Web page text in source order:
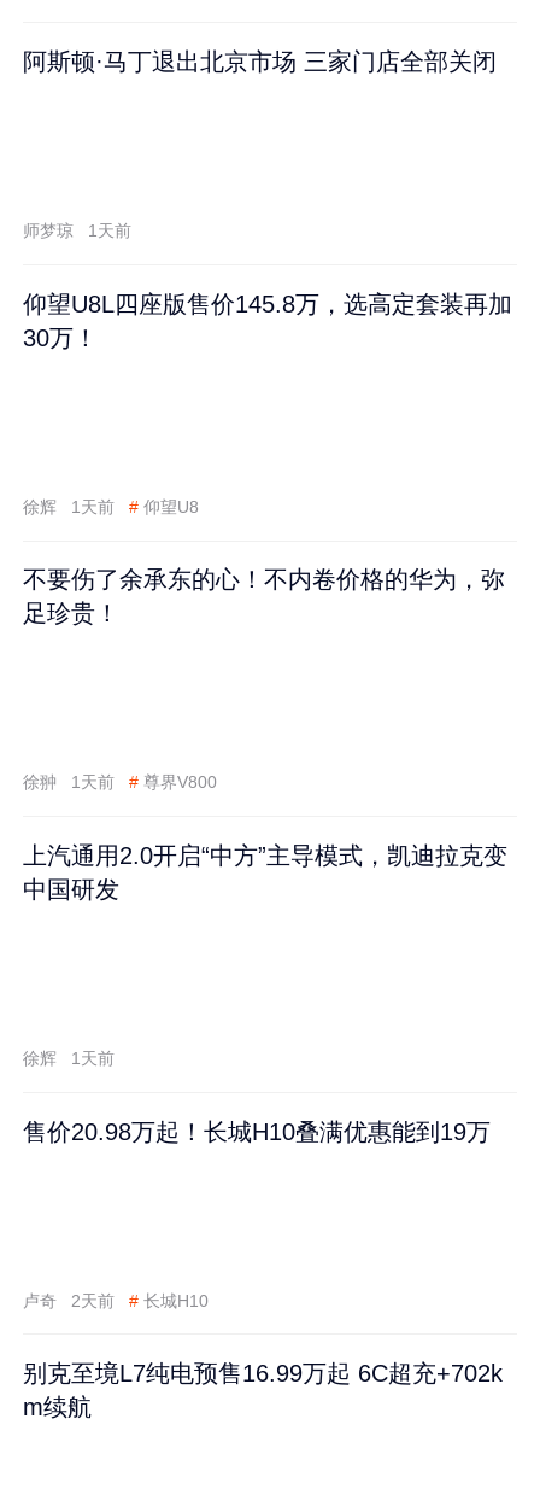
阿斯顿·马丁退出北京市场 三家门店全部关闭
师梦琼 1天前
仰望U8L四座版售价145.8万，选高定套装再加
30万！
徐辉 1天前 # 仰望U8
不要伤了余承东的心！不内卷价格的华为，弥
足珍贵！
徐翀 1天前 # 尊界V800
上汽通用2.0开启“中方”主导模式，凯迪拉克变
中国研发
徐辉 1天前
售价20.98万起！长城H10叠满优惠能到19万
卢奇 2天前 # 长城H10
别克至境L7纯电预售16.99万起 6C超充+702k
m续航